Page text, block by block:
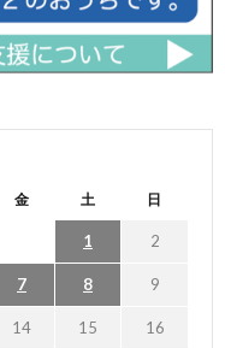
金 土 日
1 2
7 8 9
14 15 16